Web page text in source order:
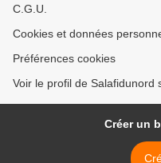
C.G.U.
Cookies et données
Préférences cookies
Voir le profil de Salafidunord
Créer un